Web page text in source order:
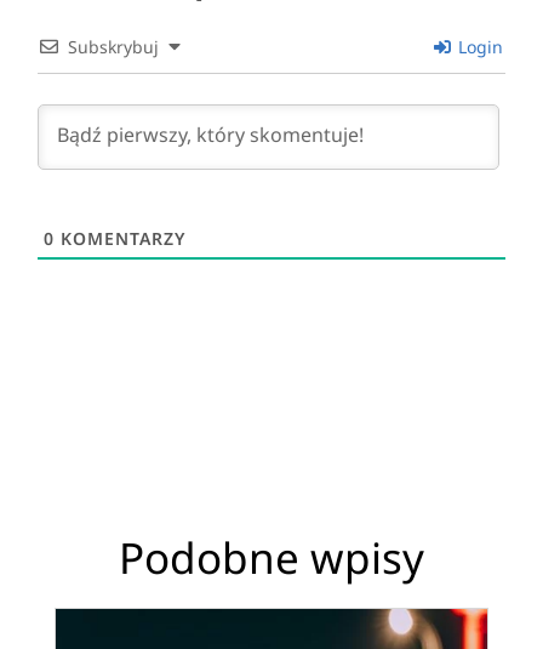
Subskrybuj Login
0 KOMENTARZY
Podobne wpisy